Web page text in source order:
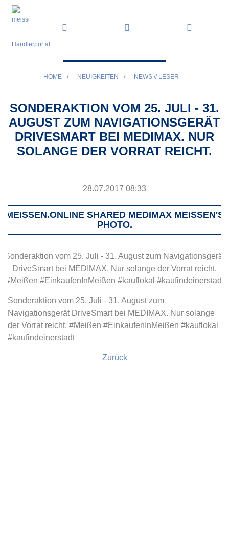
HOME / NEUIGKEITEN / NEWS // LESER
SONDERAKTION VOM 25. JULI - 31.
AUGUST ZUM NAVIGATIONSGERÄT
DRIVESMART BEI MEDIMAX. NUR
SOLANGE DER VORRAT REICHT.
28.07.2017 08:33
MEISSEN.ONLINE SHARED MEDIMAX MEISSEN'S P
HOTO.
Sonderaktion vom 25. Juli - 31. August zum Navigationsgerät
DriveSmart bei MEDIMAX. Nur solange der Vorrat reicht.
#Meißen #EinkaufenInMeißen #kauflokal #kaufindeinerstadt
Sonderaktion vom 25. Juli - 31. August zum
Navigationsgerät DriveSmart bei MEDIMAX. Nur solange
der Vorrat reicht. #Meißen #EinkaufenInMeißen #kauflokal
#kaufindeinerstadt
Zurück